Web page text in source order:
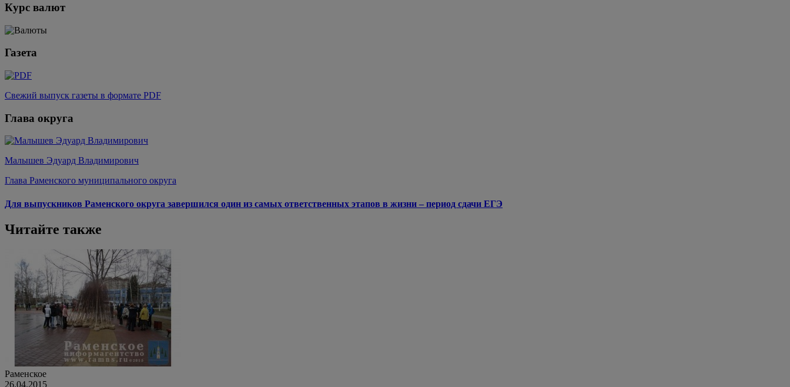
Курс валют
Газета
Свежий выпуск газеты в формате PDF
Глава округа
Малышев Эдуард Владимирович
Глава Раменского муниципального округа
Для выпускников Раменского округа завершился один из самых ответственных этапов в жизни – период сдачи ЕГЭ
Читайте также
Раменское
26.04.2015